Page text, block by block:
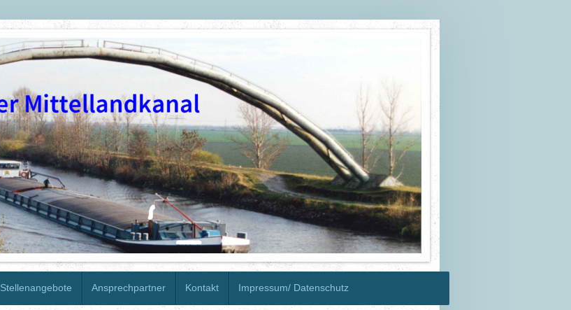
Stellenangebote Ansprechpartner Kontakt Impressum/ Datenschutz